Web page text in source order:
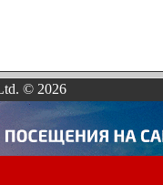
© 2026